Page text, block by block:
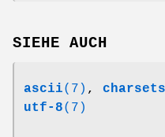
SIEHE AUCH
ascii(7) , charsets
utf-8(7)